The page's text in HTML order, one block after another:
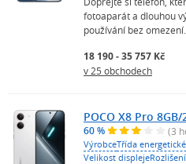
fotoaparát a dlouhou
používání bez omezení.
18 190 - 35 757 Kč
v 25 obchodech
POCO X8 Pro
60 % (3
VýrobceTřída
Velikost displeje